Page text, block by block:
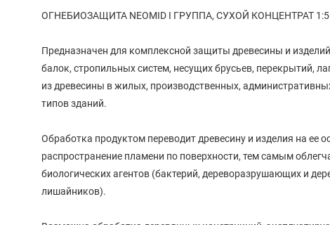
ОГНЕБИОЗАЩИТА NEOMID I ГРУППА, СУХОЙ КОНЦЕНТРАТ 1:5
Предназначен для комплексной защиты древесины и
балок, стропильных систем, несущих брусьев, перекрытий,
из древесины в жилых, производственных,
типов зданий.
Обработка продуктом переводит древесину и изделия на ее
распространение пламени по поверхности, тем самым
биологических агентов (бактерий, дереворазрушающих и
лишайников).